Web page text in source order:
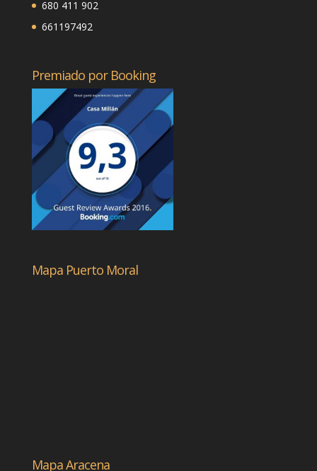
680 411 902
661197492
Premiado por Booking
Mapa Puerto Moral
Mapa Aracena